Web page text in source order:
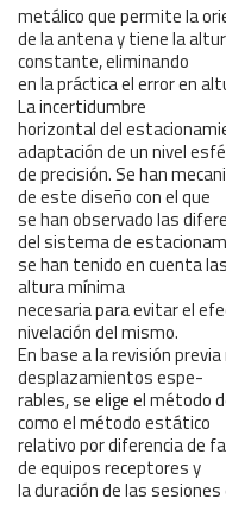
metálico que permite la
de la antena y tiene la
constante, eliminando
en la práctica el error en
La incertidumbre
horizontal del
adaptación de un nivel
de precisión. Se han
de este diseño con el que
se han observado las
del sistema de
se han tenido en cuenta
altura mínima
necesaria para evitar el
nivelación del mismo.
En base a la revisión
desplazamientos espe-
rables, se elige el método
como el método estático
relativo por diferencia de
de equipos receptores y
la duración de las